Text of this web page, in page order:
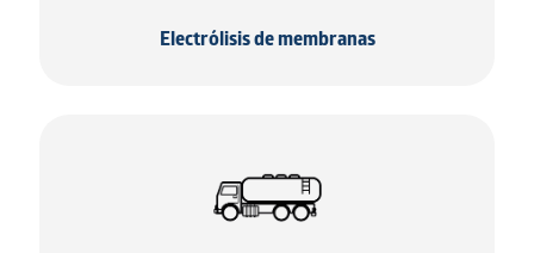
Electrólisis de membranas